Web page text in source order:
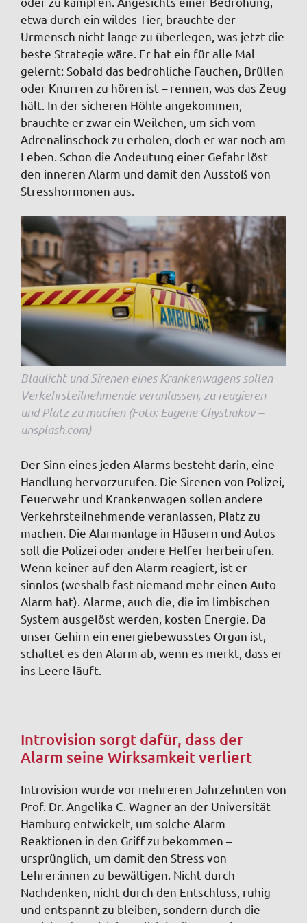
etwa durch ein wildes Tier, brauchte der
Urmensch nicht lange zu überlegen, was jetzt die
beste Strategie wäre. Er hat ein für alle Mal
gelernt: Sobald das bedrohliche Fauchen, Brüllen
oder Knurren zu hören ist – rennen, was das Zeug
hält. In der sicheren Höhle angekommen,
brauchte er zwar ein Weilchen, um sich vom
Adrenalinschock zu erholen, doch er war noch am
Leben. Schon die Andeutung einer Gefahr löst
den inneren Alarm und damit den Ausstoß von
Stresshormonen aus.
Blaulicht und Sirenen eines Krankenwagens sollen
Verkehrsteilnehmende veranlassen, zu reagieren
und Platz zu machen (Foto: Eugene Chystiakov –
unsplash.com)
Der Sinn eines jeden Alarms besteht darin, eine
Handlung hervorzurufen. Die Sirenen von Polizei,
Feuerwehr und Krankenwagen sollen andere
Verkehrsteilnehmende veranlassen, Platz zu
machen. Die Alarmanlage in Häusern und Autos
soll die Polizei oder andere Helfer herbeirufen.
Wenn keiner auf den Alarm reagiert, ist er
sinnlos (weshalb fast niemand mehr einen Auto-
Alarm hat). Alarme, auch die, die im limbischen
System ausgelöst werden, kosten Energie. Da
unser Gehirn ein energiebewusstes Organ ist,
schaltet es den Alarm ab, wenn es merkt, dass er
ins Leere läuft.
Introvision sorgt dafür, dass der
Alarm seine Wirksamkeit verliert
Introvision wurde vor mehreren Jahrzehnten von
Prof. Dr. Angelika C. Wagner an der Universität
Hamburg entwickelt, um solche Alarm-
Reaktionen in den Griff zu bekommen –
ursprünglich, um damit den Stress von
Lehrer:innen zu bewältigen. Nicht durch
Nachdenken, nicht durch den Entschluss, ruhig
und entspannt zu bleiben, sondern durch die